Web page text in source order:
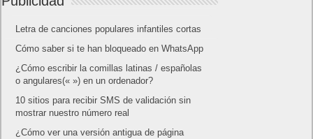
Letra de canciones populares infantiles cortas
Cómo saber si te han bloqueado en WhatsApp
¿Cómo escribir la comillas latinas / españolas
o angulares(« ») en un ordenador?
10 sitios para recibir SMS de validación sin
mostrar nuestro número real
¿Cómo ver una versión antigua de página